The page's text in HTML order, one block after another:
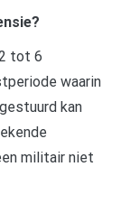
tot 6
waarin
kan
militair niet